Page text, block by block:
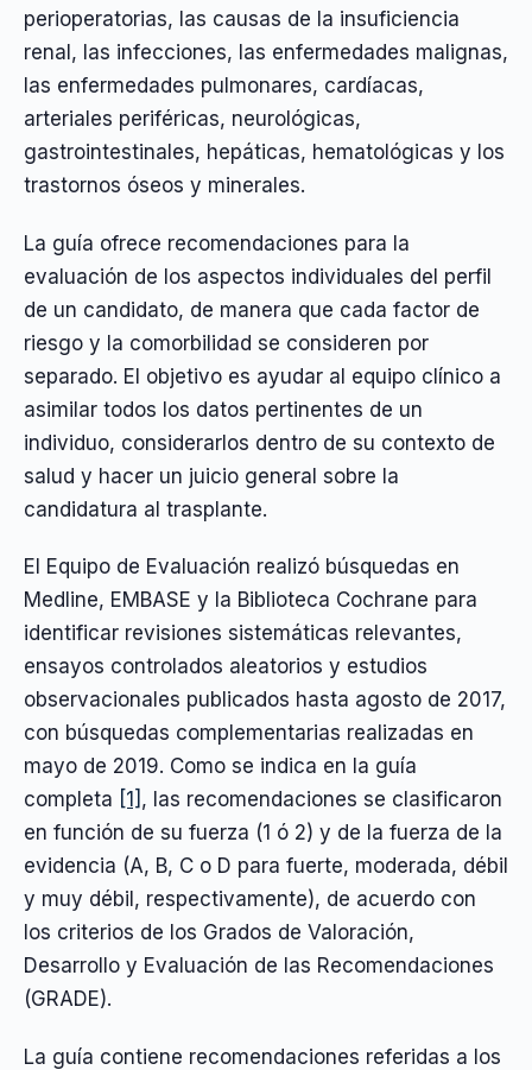
perioperatorias, las causas de la insuficiencia
renal, las infecciones, las enfermedades malignas,
las enfermedades pulmonares, cardíacas,
arteriales periféricas, neurológicas,
gastrointestinales, hepáticas, hematológicas y los
trastornos óseos y minerales.
La guía ofrece recomendaciones para la
evaluación de los aspectos individuales del perfil
de un candidato, de manera que cada factor de
riesgo y la comorbilidad se consideren por
separado. El objetivo es ayudar al equipo clínico a
asimilar todos los datos pertinentes de un
individuo, considerarlos dentro de su contexto de
salud y hacer un juicio general sobre la
candidatura al trasplante.
El Equipo de Evaluación realizó búsquedas en
Medline, EMBASE y la Biblioteca Cochrane para
identificar revisiones sistemáticas relevantes,
ensayos controlados aleatorios y estudios
observacionales publicados hasta agosto de 2017,
con búsquedas complementarias realizadas en
mayo de 2019. Como se indica en la guía
completa [1] , las recomendaciones se clasificaron
en función de su fuerza (1 ó 2) y de la fuerza de la
evidencia (A, B, C o D para fuerte, moderada, débil
y muy débil, respectivamente), de acuerdo con
los criterios de los Grados de Valoración,
Desarrollo y Evaluación de las Recomendaciones
(GRADE).
La guía contiene recomendaciones referidas a los